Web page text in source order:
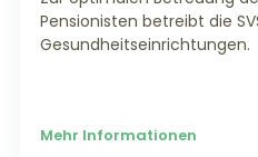
Pensionisten betreibt die
Gesundheitseinrichtungen.
Mehr Informationen